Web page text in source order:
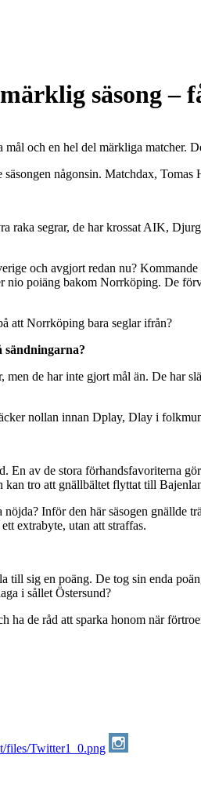
säsong –
och en hel del märkliga matcher.
någonsin. Matchdax,
raka segrar, de har krossat AIK,
och avgjort redan nu?
nio poiäng bakom Norrköping. De
att Norrköping bara seglar ifrån?
men de har inte gjort mål än. De
nollan innan Dplay, Dlay i
En av de stora förhandsfavoriterna
kan tro att gnällbältet flyttat till
Inför den här säsogen gnällde
extrabyte, utan att straffas.
till sig en poäng. De tog sin enda
i sållet Östersund?
de råd att sparka honom när